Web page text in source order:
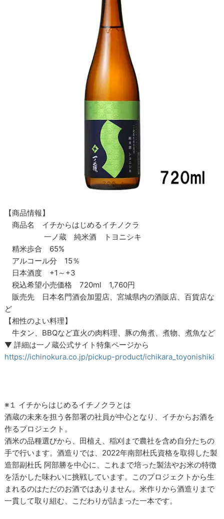
【商品情報】
商品名 イチからはじめるイチノクラ
一ノ蔵 純米酒 トヨニシキ
精米歩合 65%
アルコール分 15％
日本酒度 +1～+3
税込希望小売価格 720ml 1,760円
販売先 日本名門酒会加盟店、宮城県内の酒販店、百貨店な
ど
【相性のよい料理】
牛タン、BBQなど直火の肉料理、豚の角煮、煮物、煮魚など
▼ 詳細は一ノ蔵公式サイト特集ページから
https://ichinokura.co.jp/pickup-product/ichikara_toyonishiki
※１ イチからはじめるイチノクラとは
酒蔵の未来を担う各部署の社員が中心となり、イチからお酒を
作るプロジェクト。
酒米の品種選びから、田植え、稲刈まで農社を含め自分たちの
手で行います。酒造りでは、2022年南部杜氏資格を取得した製
造部副杜氏 阿部勝を中心に、これまで培った製法やお米の特徴
を活かした味わいに挑戦しています。このプロジェクトから生
まれるのはただのお酒ではありません。米作りから酒造りまで
一貫して取り組む、こだわりが詰まった一本です。